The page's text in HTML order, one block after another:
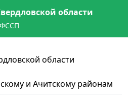
области
области
и Ачитскому районам